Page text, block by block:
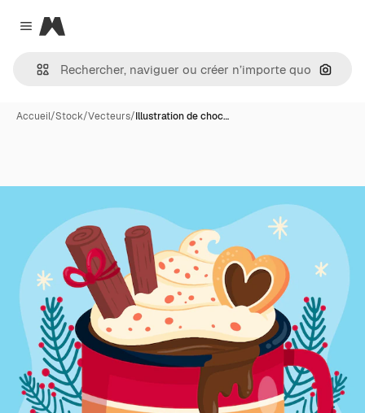
Close menu
Magnific
Accueil/Stock/Vecteurs/Illustration de choc…